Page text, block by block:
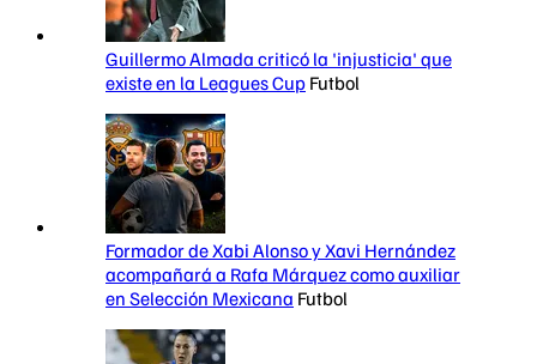
Guillermo Almada criticó la 'injusticia' que
existe en la Leagues Cup Futbol
Formador de Xabi Alonso y Xavi Hernández
acompañará a Rafa Márquez como auxiliar
en Selección Mexicana Futbol